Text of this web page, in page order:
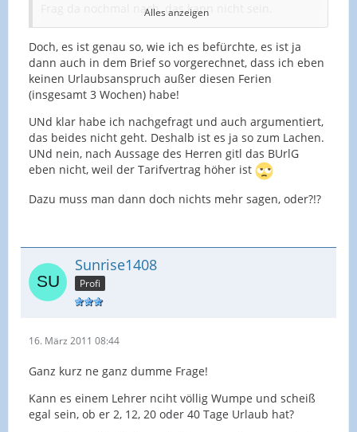
Frag da nochmal nach, das kann nicht sein.
Das Bundesurlaubsgesetz gilt für alle und das
spricht nun mal von den bekannten 24 Werktagen,
die dann eben 20 Arbeitstagen bei 5 Arbeitstagen
pro Woche entsprechen.
Wenn von 4/5 die Rede ist, wird das wohl so
gemeint sein, dass Du eben nur 4/5 von 20
Arbeitstagen Urlaub bekommst. Sprich: bei 4
Arbeitstagen pro Woche ergibt sich ein
Jahresurlaubsanspruch von 16 Arbeitstagen, also
Schreiben in dem Sinne postest, dass Du es
einscannst. Aber man kann ja vielleicht betreffende
Passagen hier "eintippen".
nachfragen. Ich glaube nämlich wirklich nicht, dass
Viele Grüße
Super-Lion
Alles anzeigen
Doch, es ist genau so, wie ich es befürchte, es ist ja
dann auch in dem Brief so vorgerechnet, dass ich eben
keinen Urlaubsanspruch außer diesen Ferien
(insgesamt 3 Wochen) habe!
UNd klar habe ich nachgefragt und auch argumentiert,
das beides nicht geht. Deshalb ist es ja so zum Lachen.
UNd nein, nach Aussage des Herren gitl das BUrlG
eben nicht, weil der Tarifvertrag höher ist
Dazu muss man dann doch nichts mehr sagen, oder?!?
Sunrise1408
Profi
16. März 2011 08:44
Ganz kurz ne ganz dumme Frage!
Kann es einem Lehrer nciht völlig Wumpe und scheiß
egal sein, ob er 2, 12, 20 oder 40 Tage Urlaub hat?